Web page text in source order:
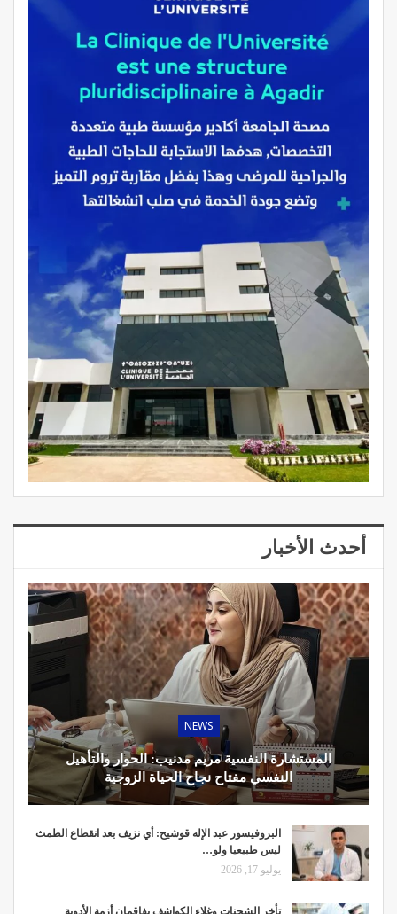
أحدث الأخبار
NEWS
المستشارة النفسية مريم مدنيب: الحوار والتأهيل
النفسي مفتاح نجاح الحياة الزوجية
البروفيسور عبد الإله قوشيح: أي نزيف بعد انقطاع الطمث
ليس طبيعيا ولو…
يوليو 17, 2026
تأخر الشحنات وغلاء الكواشف يفاقمان أزمة الأدوية